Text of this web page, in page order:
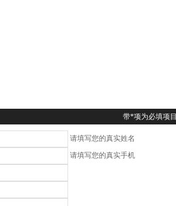
带*项为必填项目
请填写您的真实姓名
请填写您的真实手机